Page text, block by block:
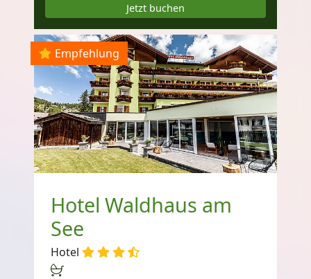
Jetzt buchen
Empfehlung
Hotel Waldhaus am
See
Hotel